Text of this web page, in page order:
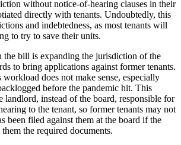
without notice-of-hearing clauses in their
directly with tenants. Undoubtedly, this
and indebtedness, as most tenants will
to try to save their units.
the bill is expanding the jurisdiction of the
to bring applications against former tenants.
workload does not make sense, especially
before the pandemic hit. This
landlord, instead of the board, responsible for
to the tenant, so former tenants may not
been filed against them at the board if the
the required documents.